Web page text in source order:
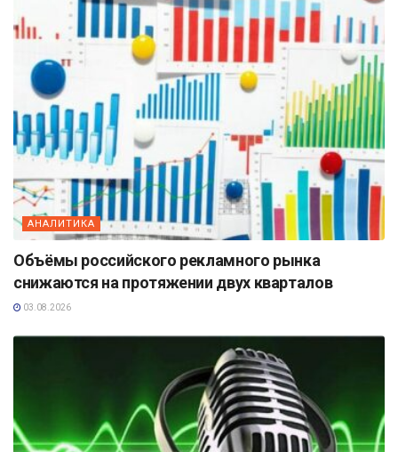
АНАЛИТИКА
Объёмы российского рекламного рынка
снижаются на протяжении двух кварталов
03.08.2026